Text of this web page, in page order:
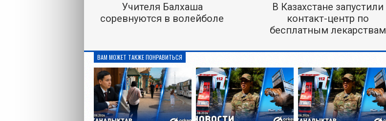
Учителя Балхаша
соревнуются в волейболе
В Казахстане запустили
контакт-центр по
бесплатным лекарствам
ВАМ МОЖЕТ ТАКЖЕ ПОНРАВИТЬСЯ